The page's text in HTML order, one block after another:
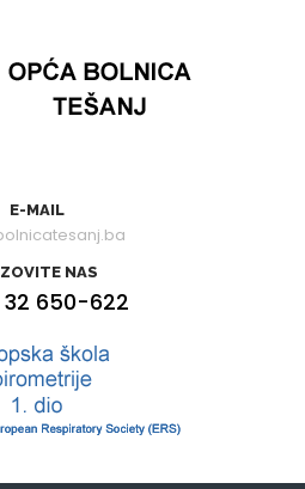
E-MAIL
NAS
32 650-622